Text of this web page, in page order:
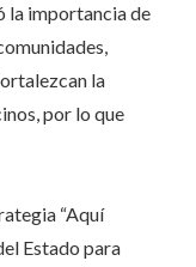
la importancia de
la
por lo que
“Aquí
Estado para